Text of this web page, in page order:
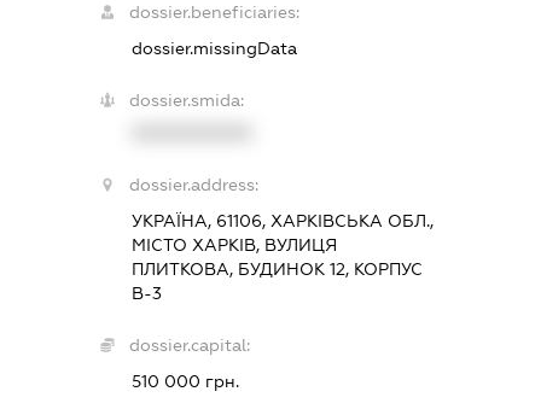
dossier.beneficiaries:
dossier.missingData
dossier.smida:
dossier.address:
УКРАЇНА, 61106, ХАРКІВСЬКА ОБЛ.,
МІСТО ХАРКІВ, ВУЛИЦЯ
ПЛИТКОВА, БУДИНОК 12, КОРПУС
В-3
dossier.capital:
510 000 грн.